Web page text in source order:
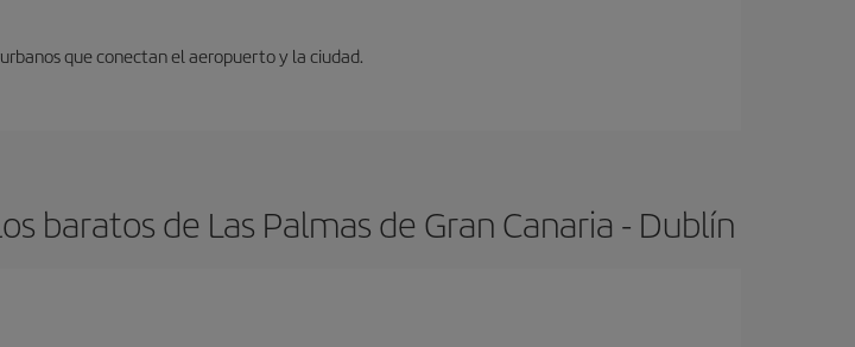
que conectan el aeropuerto y la ciudad.
baratos de Las Palmas de Gran Canaria - Dublín